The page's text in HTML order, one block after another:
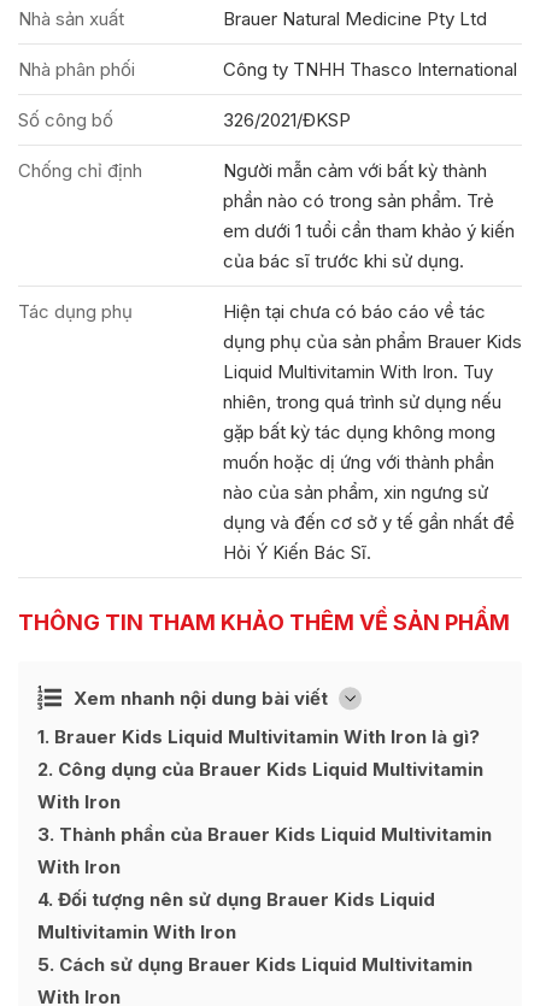
Nhà sản xuất Brauer Natural Medicine Pty Ltd
Nhà phân phối Công ty TNHH Thasco International
Số công bố 326/2021/ĐKSP
Chống chỉ định
Người mẫn cảm với bất kỳ thành
phần nào có trong sản phẩm. Trẻ
em dưới 1 tuổi cần tham khảo ý kiến
của bác sĩ trước khi sử dụng.
Tác dụng phụ
Hiện tại chưa có báo cáo về tác
dụng phụ của sản phẩm Brauer Kids
Liquid Multivitamin With Iron. Tuy
nhiên, trong quá trình sử dụng nếu
gặp bất kỳ tác dụng không mong
muốn hoặc dị ứng với thành phần
nào của sản phẩm, xin ngưng sử
dụng và đến cơ sở y tế gần nhất để
Hỏi Ý Kiến Bác Sĩ.
THÔNG TIN THAM KHẢO THÊM VỀ SẢN PHẨM
Xem nhanh nội dung bài viết [
Ẩn
1 Brauer Kids Liquid Multivitamin With Iron là gì?
2 Công dụng của Brauer Kids Liquid Multivitamin
With Iron
3 Thành phần của Brauer Kids Liquid Multivitamin
With Iron
4 Đối tượng nên sử dụng Brauer Kids Liquid
Multivitamin With Iron
5 Cách sử dụng Brauer Kids Liquid Multivitamin
With Iron